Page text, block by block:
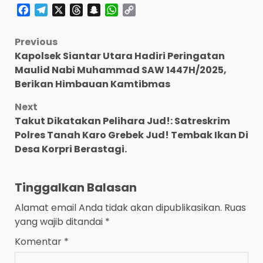
Facebook
TelegramThreadsSnapchatWhatsApp
Post
navigation
Previous
Kapolsek Siantar Utara Hadiri Peringatan
Maulid Nabi Muhammad SAW 1447H/2025,
Berikan Himbauan Kamtibmas
Next
Takut Dikatakan Pelihara Jud!: Satreskrim
Polres Tanah Karo Grebek Jud! Tembak Ikan Di
Desa Korpri Berastagi.
Tinggalkan Balasan
Alamat email Anda tidak akan dipublikasikan. Ruas
yang wajib ditandai *
Komentar *